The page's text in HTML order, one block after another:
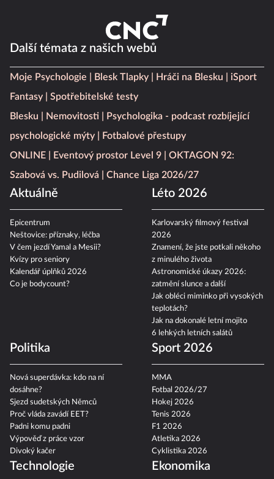
Další témata z našich webů
Moje Psychologie Blesk Tlapky Hráči na Blesku
iSport
Fantasy
Spotřebitelské testy
Blesku
Nemovitosti
Psychologika - podcast rozbíjející
psychologické mýty
Fotbalové přestupy
ONLINE
Eventový prostor Level 9
OKTAGON 92:
Szabová vs. Pudilová
Chance Liga 2026/27
Aktuálně
Epicentrum
Neštovice: příznaky, léčba
V čem jezdí Yamal a Mesii?
Kvízy pro seniory
Kalendář úplňků 2026
Co je bodycount?
Léto 2026
Karlovarský filmový festival
2026
Znamení, že jste potkali někoho
z minulého života
Astronomické úkazy 2026:
zatmění slunce a další
Jak obléci miminko při vysokých
teplotách?
Jak na dokonalé letní mojito
6 lehkých letních salátů
Politika
Nová superdávka: kdo na ní
dosáhne?
Sjezd sudetských Němců
Proč vláda zavádí EET?
Padni komu padni
Výpověď z práce vzor
Divoký kačer
Sport 2026
MMA
Fotbal 2026/27
Hokej 2026
Tenis 2026
F1 2026
Atletika 2026
Cyklistika 2026
Technologie Ekonomika